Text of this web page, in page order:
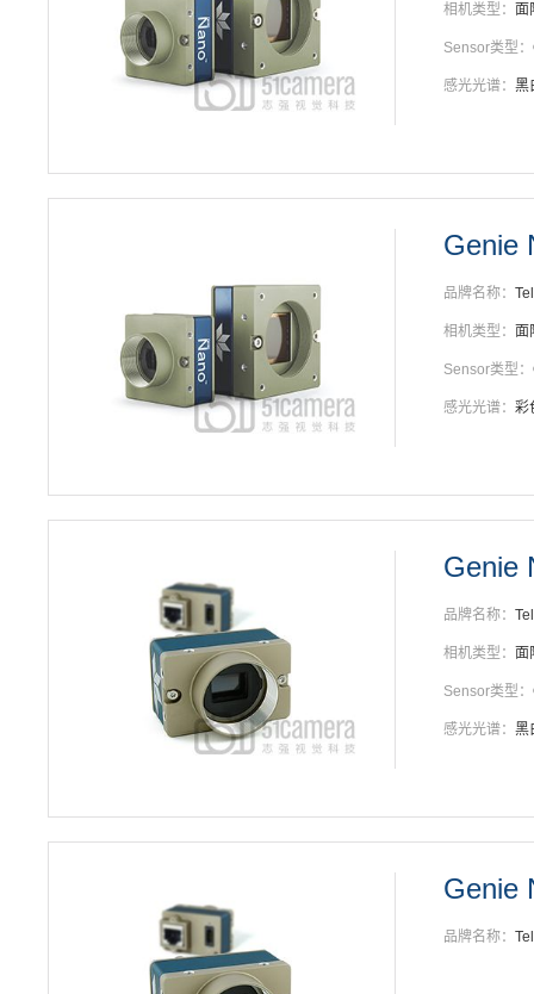
相机类型： 面
Sensor类型：
感光光谱： 黑
Genie
品牌名称：
相机类型： 面
Sensor类型：
感光光谱： 彩
Genie
品牌名称：
相机类型： 面
Sensor类型：
感光光谱： 黑
Genie
品牌名称：